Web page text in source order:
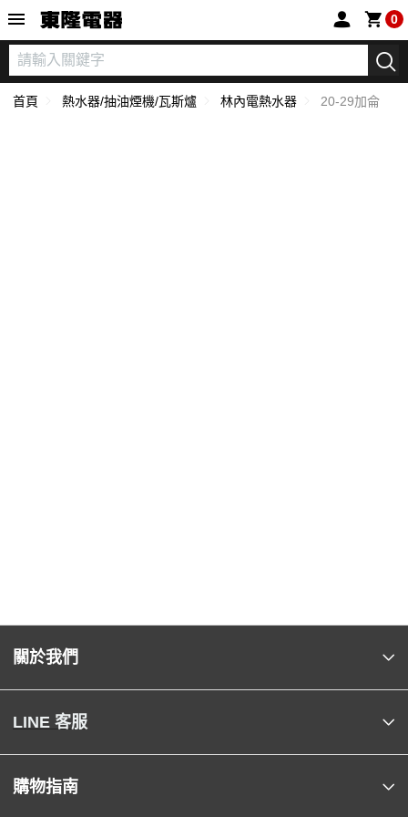
0
首頁 熱水器/抽油煙機/瓦斯爐 林內電熱水器 20-29加侖
關於我們
LINE 客服
購物指南